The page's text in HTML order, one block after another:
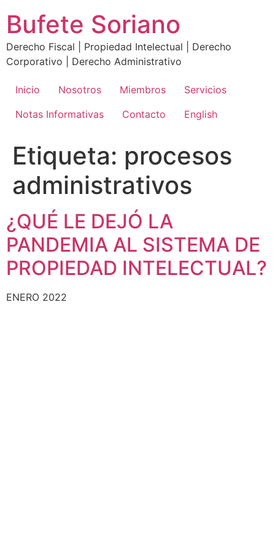
contenido
Bufete Soriano
Derecho Fiscal | Propiedad Intelectual | Derecho
Corporativo | Derecho Administrativo
Inicio Nosotros Miembros
Servicios
Notas Informativas
Contacto English
Etiqueta: procesos
administrativos
¿QUÉ LE DEJÓ LA
PANDEMIA AL SISTEMA DE
PROPIEDAD INTELECTUAL?
ENERO 2022